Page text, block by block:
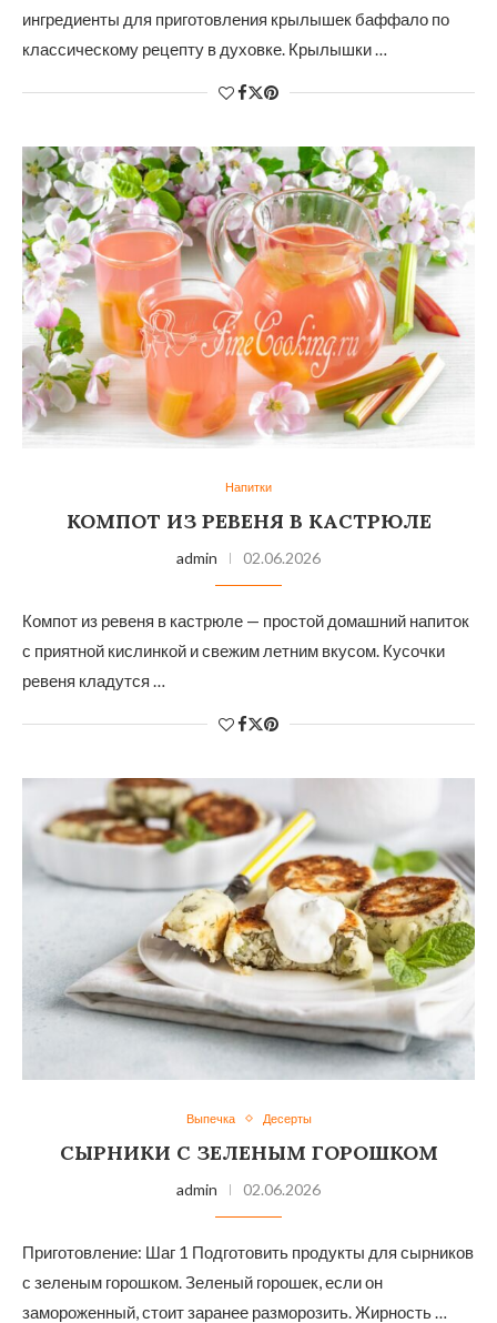
ингредиенты для приготовления крылышек баффало по
классическому рецепту в духовке. Крылышки …
Напитки
КОМПОТ ИЗ РЕВЕНЯ В КАСТРЮЛЕ
admin 02.06.2026
Компот из ревеня в кастрюле — простой домашний напиток
с приятной кислинкой и свежим летним вкусом. Кусочки
ревеня кладутся …
Выпечка Десерты
СЫРНИКИ С ЗЕЛЕНЫМ ГОРОШКОМ
admin 02.06.2026
Приготовление: Шаг 1 Подготовить продукты для сырников
с зеленым горошком. Зеленый горошек, если он
замороженный, стоит заранее разморозить. Жирность …